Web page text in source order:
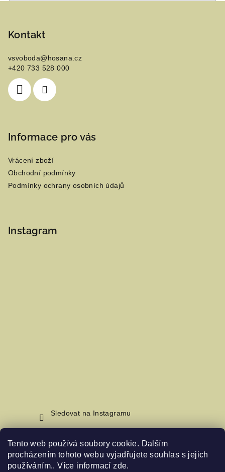
Tento web používá soubory cookie. Dalším
procházením tohoto webu vyjadřujete souhlas s jejich
používáním.. Více informacízde.
Kontakt
vsvoboda@hosana.cz
+420 733 528 000
Informace pro vás
Vrácení zboží
Obchodní podmínky
Podmínky ochrany osobních údajů
Instagram
Sledovat na Instagramu
Nákupní košík